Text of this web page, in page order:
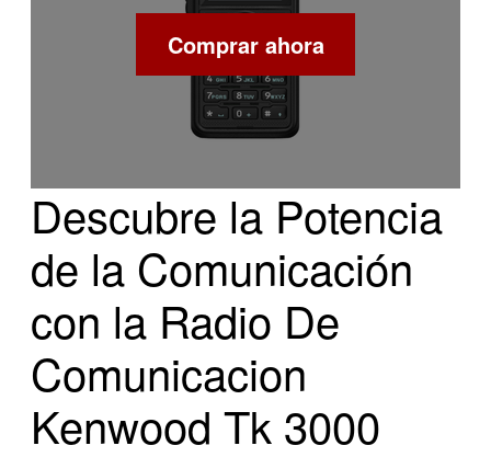
Comprar ahora
Descubre la Potencia
de la Comunicación
con la Radio De
Comunicacion
Kenwood Tk 3000